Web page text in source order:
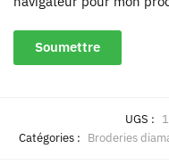
UGS :
Catégories : Broderies